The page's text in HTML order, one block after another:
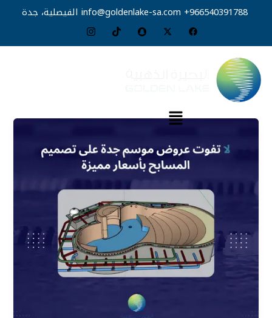
966540391788+
info@goldenlake-sa.com الفيصلية، جدة
القائمة